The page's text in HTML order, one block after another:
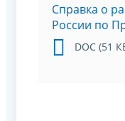
Справка о
России по
DOC (51